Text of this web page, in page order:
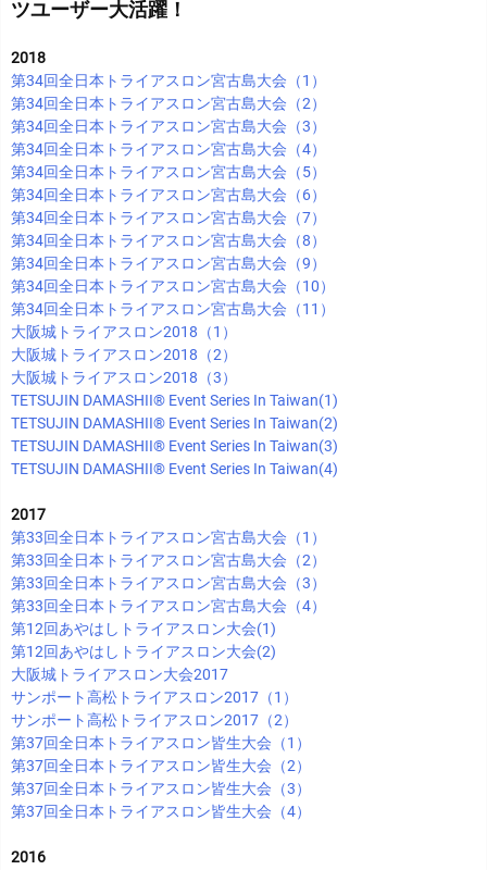
ツユーザー大活躍！
2018
第34回全日本トライアスロン宮古島大会（1）
第34回全日本トライアスロン宮古島大会（2）
第34回全日本トライアスロン宮古島大会（3）
第34回全日本トライアスロン宮古島大会（4）
第34回全日本トライアスロン宮古島大会（5）
第34回全日本トライアスロン宮古島大会（6）
第34回全日本トライアスロン宮古島大会（7）
第34回全日本トライアスロン宮古島大会（8）
第34回全日本トライアスロン宮古島大会（9）
第34回全日本トライアスロン宮古島大会（10）
第34回全日本トライアスロン宮古島大会（11）
大阪城トライアスロン2018（1）
大阪城トライアスロン2018（2）
大阪城トライアスロン2018（3）
TETSUJIN DAMASHII®︎ Event Series In Taiwan(1)
TETSUJIN DAMASHII®︎ Event Series In Taiwan(2)
TETSUJIN DAMASHII®︎ Event Series In Taiwan(3)
TETSUJIN DAMASHII®︎ Event Series In Taiwan(4)
2017
第33回全日本トライアスロン宮古島大会（1）
第33回全日本トライアスロン宮古島大会（2）
第33回全日本トライアスロン宮古島大会（3）
第33回全日本トライアスロン宮古島大会（4）
第12回あやはしトライアスロン大会(1)
第12回あやはしトライアスロン大会(2)
大阪城トライアスロン大会2017
サンポート高松トライアスロン2017（1）
サンポート高松トライアスロン2017（2）
第37回全日本トライアスロン皆生大会（1）
第37回全日本トライアスロン皆生大会（2）
第37回全日本トライアスロン皆生大会（3）
第37回全日本トライアスロン皆生大会（4）
2016